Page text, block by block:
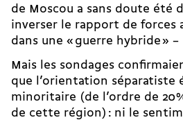
de Moscou a sans doute été
inverser le rapport de forces
dans une « guerre hybride »
Mais les sondages
que l’orientation séparatiste
minoritaire (de l’ordre de 20
de cette région) : ni le